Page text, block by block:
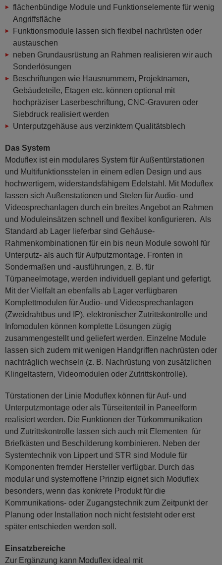
flächenbündige Module und Funktionselemente für wenig
Angriffsfläche
Funktionsmodule lassen sich flexibel nachrüsten oder
austauschen
neben Grundausrüstung an Rahmen realisieren wir auch
Sonderlösungen
Beschriftungen wie Hausnummern, Projektnamen,
Gebäudeteile, Etagen etc. können optional mit
hochpräziser Laserbeschriftung, CNC-Gravuren oder
Siebdruck realisiert werden
Unterputzgehäuse aus verzinktem Qualitätsblech
Das System
Moduflex ist ein modulares System für Außentürstationen
und Multifunktionsstelen in einem edlen Design und aus
hochwertigem, widerstandsfähigem Edelstahl. Mit Moduflex
lassen sich Außenstationen und Stelen für Audio- und
Videosprechanlagen durch ein breites Angebot an Rahmen
und Moduleinsätzen schnell und flexibel konfigurieren. Als
Standard ab Lager lieferbar sind Gehäuse-
Rahmenkombinationen für ein bis neun Module sowohl für
Unterputz- als auch für Aufputzmontage. Fronten in
Sondermaßen und -ausführungen, z. B. für
Türpaneelmotage, werden individuell geplant und gefertigt.
Mit der Vielfalt an ebenfalls ab Lager verfügbaren
Komplettmodulen für Audio- und Videosprechanlagen
(Zweidrahtbus und IP), elektronischer Zutrittskontrolle und
Infomodulen können komplette Lösungen zügig
zusammengestellt und geliefert werden. Einzelne Module
lassen sich zudem mit wenigen Handgriffen nachrüsten oder
nachträglich wechseln (z. B. Nachrüstung von zusätzlichen
Klingeltastern, Videomodulen oder Zutrittskontrolle).
Türstationen der Linie Moduflex können für Auf- und
Unterputzmontage oder als Türseitenteil in Paneelform
realisiert werden. Die Funktionen der Türkommunikation
und Zutrittskontrolle lassen sich auch mit Elementen für
Briefkästen und Beschilderung kombinieren. Neben der
Systemtechnik von Lippert und STR sind Module für
Komponenten fremder Hersteller verfügbar. Durch das
modular und systemoffene Prinzip eignet sich Moduflex
besonders, wenn das konkrete Produkt für die
Kommunikations- oder Zugangstechnik zum Zeitpunkt der
Planung oder Installation noch nicht feststeht oder erst
später entschieden werden soll.
Einsatzbereiche
Zur Ergänzung kann Moduflex ideal mit